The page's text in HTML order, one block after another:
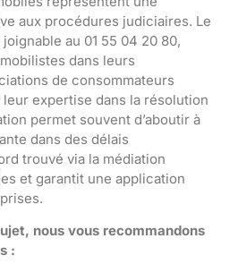
aux procédures judiciaires. Le
au 01 55 04 20 80,
dans leurs
de consommateurs
expertise dans la résolution
permet souvent d’aboutir à
dans des délais
trouvé via la médiation
et garantit une application
nous vous recommandons
: